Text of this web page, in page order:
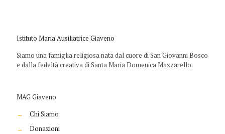
Istituto Maria Ausiliatrice Giaveno
Siamo una famiglia religiosa nata dal cuore di San Giovanni Bosco
e dalla fedeltà creativa di Santa Maria Domenica Mazzarello.
MAG Giaveno
→
Chi Siamo
→
Donazioni